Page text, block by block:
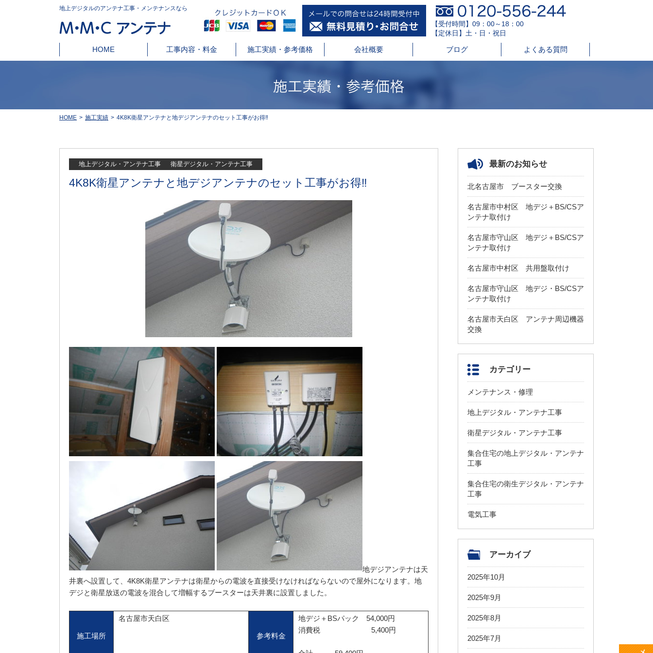
地上デジタルのアンテナ工事・メンテナンスなら
【受付時間】09：00～18：00
【定休日】土・日・祝日
HOME 工事内容・料金 施工実績・参考価格 会社概要 ブログ よくある質問
HOME 施工実績 4K8K衛星アンテナと地デジアンテナのセット工事がお得‼
地上デジタル・アンテナ工事 衛星デジタル・アンテナ工事
4K8K衛星アンテナと地デジアンテナのセット工事がお得‼
地デジアンテナは天
井裏へ設置して、4K8K衛星アンテナは衛星からの電波を直接受けなければならないので屋外になります。地
デジと衛星放送の電波を混合して増幅するブースターは天井裏に設置しました。
施工場所
名古屋市天白区
参考料金
地デジ＋BSパック 54,000円
消費税 5,400円
最新のお知らせ
北名古屋市 ブースター交換
名古屋市中村区 地デジ＋BS/CSア
ンテナ取付け
名古屋市守山区 地デジ＋BS/CSア
ンテナ取付け
名古屋市中村区 共用盤取付け
名古屋市守山区 地デジ・BS/CSア
ンテナ取付け
名古屋市天白区 アンテナ周辺機器
交換
カテゴリー
メンテナンス・修理
地上デジタル・アンテナ工事
衛星デジタル・アンテナ工事
集合住宅の地上デジタル・アンテナ
工事
集合住宅の衛生デジタル・アンテナ
工事
電気工事
アーカイブ
2025年10月
2025年9月
2025年8月
2025年7月